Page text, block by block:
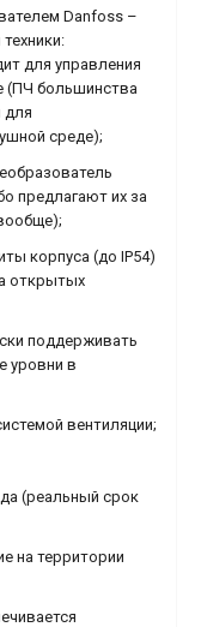
Danfoss –
для управления
(ПЧ большинства
для
среде);
предлагают их за
корпуса (до IP54)
открытых
поддерживать
уровни в
вентиляции;
(реальный срок
на территории